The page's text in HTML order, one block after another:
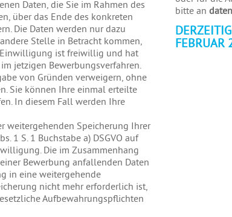
Daten, die Sie im Rahmen des
über das Ende des konkreten
Die Daten werden nur dazu
Stelle in Betracht kommen,
ist freiwillig und hat
jetzigen Bewerbungsverfahren.
von Gründen verweigern, ohne
Sie können Ihre einmal erteilte
In diesem Fall werden Ihre
weitergehenden Speicherung Ihrer
1 S. 1 Buchstabe a) DSGVO auf
Die im Zusammenhang
Bewerbung anfallenden Daten
in eine weitergehende
nicht mehr erforderlich ist,
Aufbewahrungspflichten
bitte an
FEBRUAR